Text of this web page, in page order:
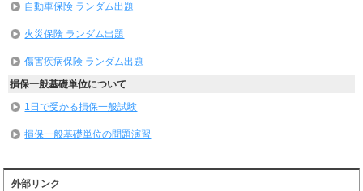
自動車保険 ランダム出題
火災保険 ランダム出題
傷害疾病保険 ランダム出題
損保一般基礎単位について
1日で受かる損保一般試験
損保一般基礎単位の問題演習
外部リンク